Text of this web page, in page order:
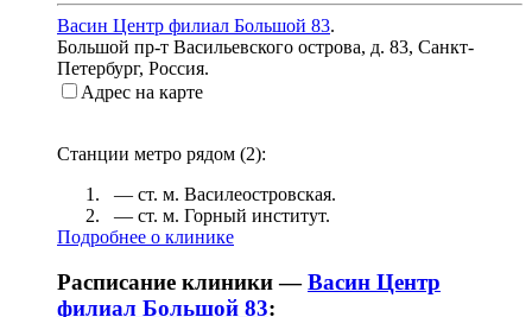
Васин Центр филиал Большой 83.
Большой пр-т Васильевского острова, д. 83, Санкт-
Петербург, Россия.
Адрес на карте
Станции метро рядом (2):
— ст. м. Василеостровская.
— ст. м. Горный институт.
Подробнее о клинике
Расписание клиники —Васин Центр
филиал Большой 83: